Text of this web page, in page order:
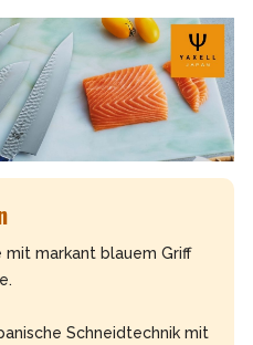
mit markant blauem Griff
Schneidtechnik mit